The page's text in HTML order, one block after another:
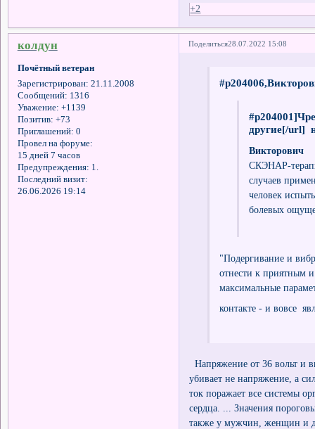
+2
Поделиться28.07.2022 15:08
колдун
Почётный ветеран
Зарегистрирован: 21.11.2008
Сообщений: 1316
Уважение: +1139
Позитив: +73
Приглашений: 0
Провел на форуме:
15 дней 7 часов
Предупреждения: 1.
Последний визит:
26.06.2026 19:14
другие[/url]
Викторович
СКЭНАР-
случаев
человек
болевых
"Подергивание и
отнести к приятным
максимальные
контакте - и вовсе
Напряжение от 36 вольт и
убивает не напряжение, а
ток поражает все системы
сердца. ... Значения
также у мужчин, женщин и